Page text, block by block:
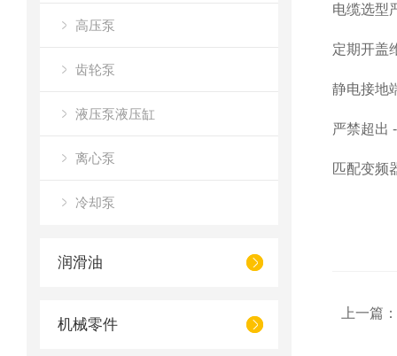
高压泵
齿轮泵
液压泵液压缸
离心泵
冷却泵
润滑油
机械零件
电缆选型
定期开盖
静电接地
严禁超出
匹配变频
上一篇：